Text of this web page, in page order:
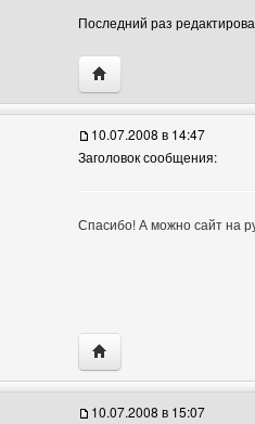
Последний раз
Посетить сайт
профиль
10.07.2008 в 14:47
Заголовок сообщения:
Спасибо! А можно сайт на
Посетить сайт
10.07.2008 в 15:07